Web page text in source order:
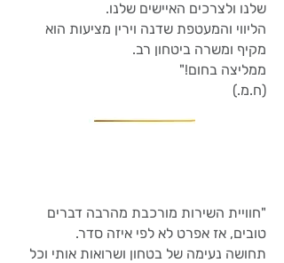
שלנו ולצרכים האיישים שלנו.
הליווי והמעטפת שדנה וירין מציעות הוא
מקיף ומשרה ביטחון רב.
ממליצה בחום!"
(ח.מ.)
"חוויית השירות מורכבת מהרבה דברים
טובים, אז אפרט לא לפי איזה סדר.
תחושה נעימה של בטחון ושרואות אותי וכל